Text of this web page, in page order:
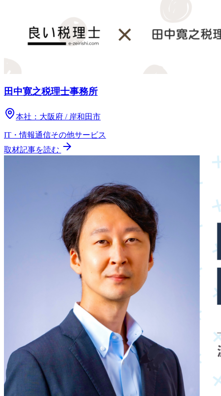
田中寛之税理士事務所
本社： 大阪府 / 岸和田市
IT・情報通信その他サービス
取材記事を読む